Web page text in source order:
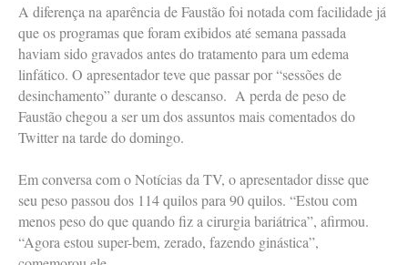
A diferença na aparência de Faustão foi notada com facilidade já
que os programas que foram exibidos até semana passada
haviam sido gravados antes do tratamento para um edema
linfático. O apresentador teve que passar por “sessões de
desinchamento” durante o descanso. A perda de peso de
Faustão chegou a ser um dos assuntos mais comentados do
Twitter na tarde do domingo.
Em conversa com o Notícias da TV, o apresentador disse que
seu peso passou dos 114 quilos para 90 quilos. “Estou com
menos peso do que quando fiz a cirurgia bariátrica”, afirmou.
“Agora estou super-bem, zerado, fazendo ginástica”,